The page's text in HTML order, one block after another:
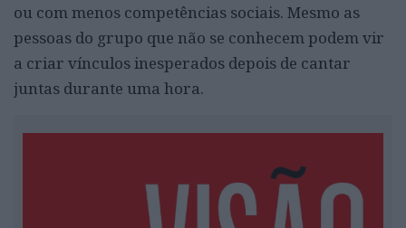
ou com menos competências sociais. Mesmo as
pessoas do grupo que não se conhecem podem vir
a criar vínculos inesperados depois de cantar
juntas durante uma hora.